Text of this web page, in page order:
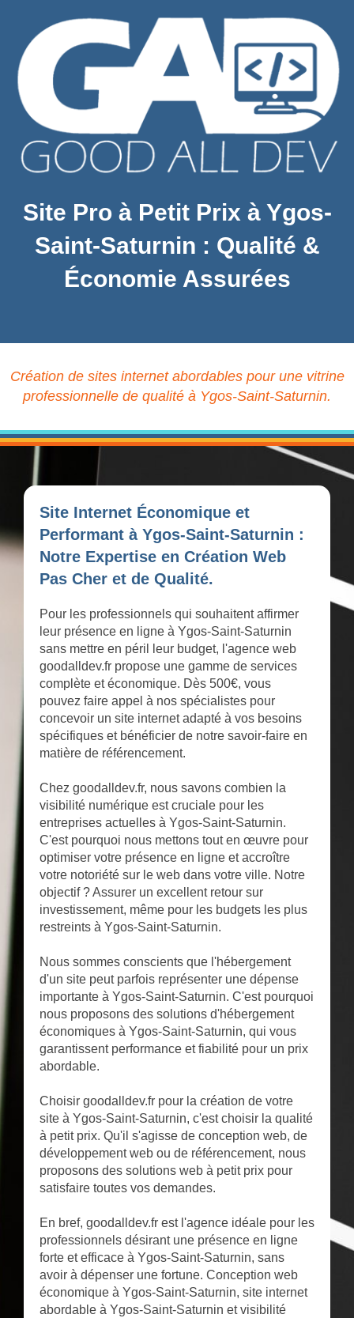
Site Pro à Petit Prix à Ygos-
Saint-Saturnin : Qualité &
Économie Assurées
Création de sites internet abordables pour une vitrine
professionnelle de qualité à Ygos-Saint-Saturnin.
Site Internet Économique et
Performant à Ygos-Saint-Saturnin :
Notre Expertise en Création Web
Pas Cher et de Qualité.
Pour les professionnels qui souhaitent affirmer
leur présence en ligne à Ygos-Saint-Saturnin
sans mettre en péril leur budget, l'agence web
goodalldev.fr propose une gamme de services
complète et économique. Dès 500€, vous
pouvez faire appel à nos spécialistes pour
concevoir un site internet adapté à vos besoins
spécifiques et bénéficier de notre savoir-faire en
matière de référencement.
Chez goodalldev.fr, nous savons combien la
visibilité numérique est cruciale pour les
entreprises actuelles à Ygos-Saint-Saturnin.
C'est pourquoi nous mettons tout en œuvre pour
optimiser votre présence en ligne et accroître
votre notoriété sur le web dans votre ville. Notre
objectif ? Assurer un excellent retour sur
investissement, même pour les budgets les plus
restreints à Ygos-Saint-Saturnin.
Nous sommes conscients que l'hébergement
d'un site peut parfois représenter une dépense
importante à Ygos-Saint-Saturnin. C'est pourquoi
nous proposons des solutions d'hébergement
économiques à Ygos-Saint-Saturnin, qui vous
garantissent performance et fiabilité pour un prix
abordable.
Choisir goodalldev.fr pour la création de votre
site à Ygos-Saint-Saturnin, c'est choisir la qualité
à petit prix. Qu'il s'agisse de conception web, de
développement web ou de référencement, nous
proposons des solutions web à petit prix pour
satisfaire toutes vos demandes.
En bref, goodalldev.fr est l'agence idéale pour les
professionnels désirant une présence en ligne
forte et efficace à Ygos-Saint-Saturnin, sans
avoir à dépenser une fortune. Conception web
économique à Ygos-Saint-Saturnin, site internet
abordable à Ygos-Saint-Saturnin et visibilité